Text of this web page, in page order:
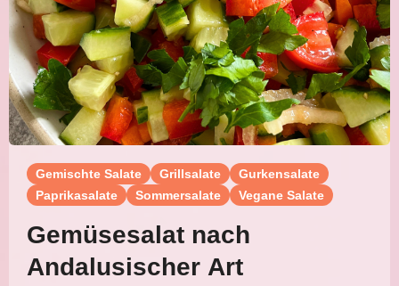
Gemischte Salate Grillsalate
Gurkensalate
Paprikasalate
Sommersalate Vegane Salate
Gemüsesalat nach
Andalusischer Art